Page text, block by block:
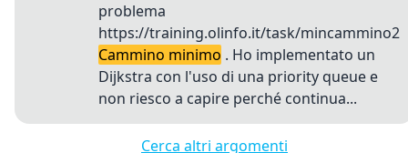
problema
https://training.olinfo.it/task/mincammino2
Cammino minimo . Ho implementato un
Dijkstra con l'uso di una priority queue e
non riesco a capire perché continua...
Cerca altri argomenti